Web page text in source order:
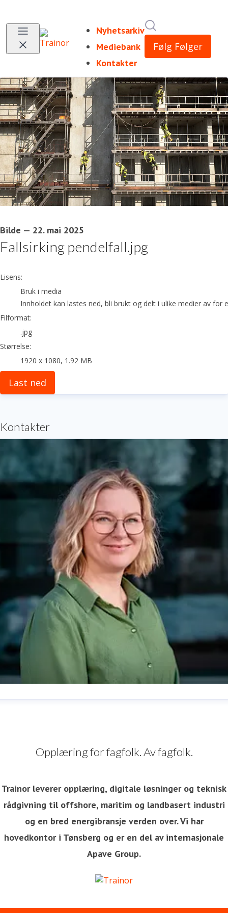
Nyhetsarkiv
Mediebank
Kontakter
Følg Følger
Bilde — 22. mai 2025
Fallsirking pendelfall.jpg
go to media item
Lisens:
Bruk i media
Innholdet kan lastes ned, bli brukt og delt i ulike medier av
Filformat:
.jpg
Størrelse:
1920 x 1080, 1.92 MB
Last ned
Kontakter
+47 90875544
Opplæring for fagfolk. Av fagfolk.
Trainor leverer opplæring, digitale løsninger og teknisk
rådgivning til offshore, maritim og landbasert industri
og en bred energibransje verden over. Vi har
hovedkontor i Tønsberg og er en del av internasjonale
Apave Group.